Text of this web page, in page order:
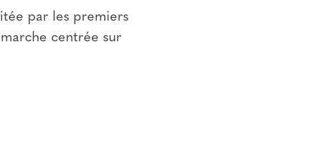
par les premiers
centrée sur